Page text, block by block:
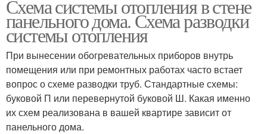
Схема системы отопления в стене
панельного дома. Схема разводки
системы отопления
При вынесении обогревательных приборов внутрь
помещения или при ремонтных работах часто встает
вопрос о схеме разводки труб. Стандартные схемы:
буковой П или перевернутой буковой Ш. Какая именно
их схем реализована в вашей квартире зависит от
панельного дома.